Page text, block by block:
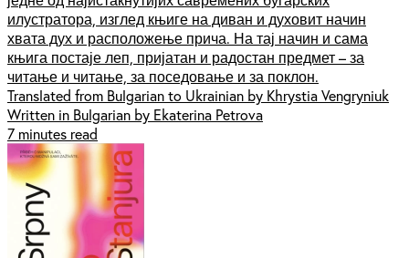
илустратора, изглед књиге на диван и духовит начин
хвата дух и расположење прича. На тај начин и сама
књига постаје леп, пријатан и радостан предмет – за
читање и читање, за поседовање и за поклон.
Translated from Bulgarian to Ukrainian by Khrystia Vengryniuk
Written in Bulgarian by Ekaterina Petrova
7 minutes read